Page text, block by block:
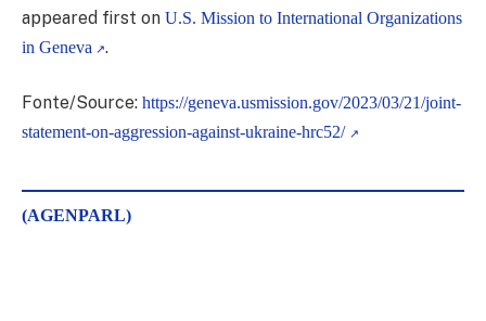
appeared first on U.S. Mission to International Organizations
in Geneva
.
Fonte/Source: https://geneva.usmission.gov/2023/03/21/joint-
statement-on-aggression-against-ukraine-hrc52/
(AGENPARL)